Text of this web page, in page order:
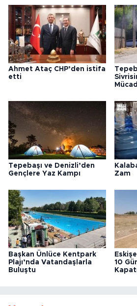
Ahmet Ataç CHP’den istifa
etti
Tepebaşı ve Denizli’den
Gençlere Yaz Kampı
Zam
Başkan Ünlüce Kentpark
Plajı’nda Vatandaşlarla
Buluştu
10